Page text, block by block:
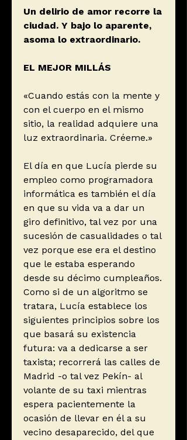
Un delirio de amor recorre la
ciudad. Y bajo lo aparente,
asoma lo extraordinario.
EL MEJOR MILLÁS
«Cuando estás con la mente y
con el cuerpo en el mismo
sitio, la realidad adquiere una
luz extraordinaria. Créeme.»
El día en que Lucía pierde su
empleo como programadora
informática es también el día
en que su vida va a dar un
giro definitivo, tal vez por una
sucesión de casualidades o tal
vez porque ese era el destino
que le estaba esperando
desde su décimo cumpleaños.
Como si de un algoritmo se
tratara, Lucía establece los
siguientes principios sobre los
que basará su existencia
futura: va a dedicarse a ser
taxista; recorrerá las calles de
Madrid -o tal vez Pekín- al
volante de su taxi mientras
espera pacientemente la
ocasión de llevar en él a su
vecino desaparecido, del que